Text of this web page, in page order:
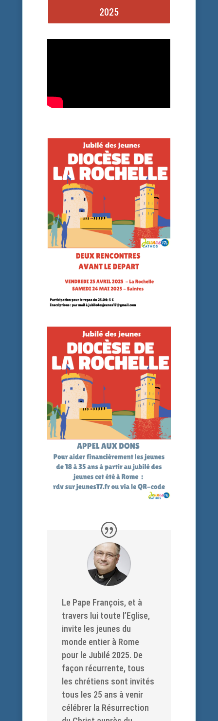
2025
Le Pape François, et à
travers lui toute l’Eglise,
invite les jeunes du
monde entier à Rome
pour le Jubilé 2025. De
façon récurrente, tous
les chrétiens sont invités
tous les 25 ans à venir
célébrer la Résurrection